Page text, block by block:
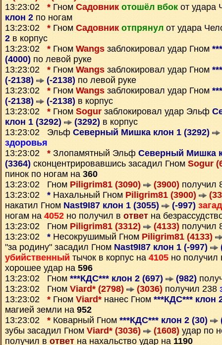
13:23:02 * Гном Садовник отошёл вбок от удара
клон 2 по ногам
13:23:02 * Гном Садовник отпрянул от удара
2 в корпус
13:23:02 * Гном Wangs заблокировал удар Гном
(4000) по левой руке
13:23:02 * Гном Wangs заблокировал удар Гном
(-2138)
(-2138) по левой руке
13:23:02 * Гном Wangs заблокировал удар Гном
(-2138)
(-2138) в корпус
13:23:02 * Гном Sogur заблокировал удар Эльф
клон 1 (3292)
(3292) в корпус
13:23:02 Эльф Северный Мишка клон 1 (3292)
здоровья
13:23:02 * Злопамятный Эльф Северный Мишка
(3364) сконцентрировавшись засадил Гном Sogur
пинок по ногам на 360
13:23:02 Гном Piligrim81 (3090) (3900) получил
13:23:02 * Нахальный Гном Piligrim81 (3900)
накатил Гном Nast9I87 клон 1 (3055) (-997)
ногам на 4052 но получил в ответ на
13:23:02 Гном Piligrim81 (3312) (4133) получил
13:23:02 * Несокрушимый Гном Piligrim81 (4133)
"за родину" засадил Гном Nast9I87 клон 1 (-997)
убийственный тычок в корпус на 4105 но получил
хорошее удар на 596
13:23:02 Гном ***КДС*** клон 2 (697) (982)
13:23:02 Гном Viard* (2798) (3036) получил 238
13:23:02 * Гном Viard* нанес Гном ***КДС*** клон
магией земли на 952
13:23:02 * Коварный Гном ***КДС*** клон 2 (30)
зубы засадил Гном Viard* (3036) (1608) удар по
получил в ответ на нахальство удар на 1190